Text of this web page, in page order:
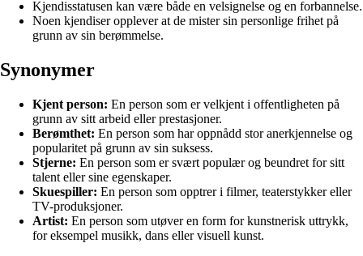
Kjendisstatusen kan være både en velsignelse og en forbannelse.
Noen kjendiser opplever at de mister sin personlige frihet på
grunn av sin berømmelse.
Synonymer
Kjent person: En person som er velkjent i offentligheten på
grunn av sitt arbeid eller prestasjoner.
Berømthet: En person som har oppnådd stor anerkjennelse og
popularitet på grunn av sin suksess.
Stjerne: En person som er svært populær og beundret for sitt
talent eller sine egenskaper.
Skuespiller: En person som opptrer i filmer, teaterstykker eller
TV-produksjoner.
Artist: En person som utøver en form for kunstnerisk uttrykk,
for eksempel musikk, dans eller visuell kunst.